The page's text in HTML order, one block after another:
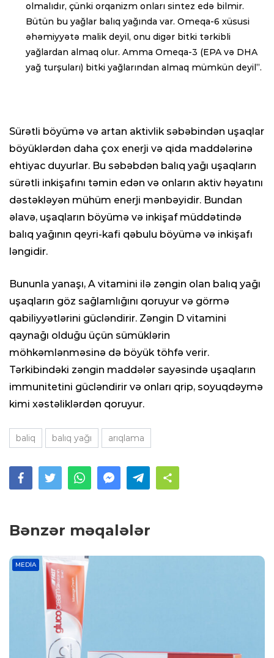
olmalıdır, çünki orqanizm onları sintez edə bilmir.
Bütün bu yağlar balıq yağında var. Omeqa-6 xüsusi
əhəmiyyətə malik deyil, onu digər bitki tərkibli
yağlardan almaq olur. Amma Omeqa-3 (EPA və DHA
yağ turşuları) bitki yağlarından almaq mümkün deyil”.
Sürətli böyümə və artan aktivlik səbəbindən uşaqlar
böyüklərdən daha çox enerji və qida maddələrinə
ehtiyac duyurlar. Bu səbəbdən balıq yağı uşaqların
sürətli inkişafını təmin edən və onların aktiv həyatını
dəstəkləyən mühüm enerji mənbəyidir. Bundan
əlavə, uşaqların böyümə və inkişaf müddətində
balıq yağının qeyri-kafi qəbulu böyümə və inkişafı
ləngidir.
Bununla yanaşı, A vitamini ilə zəngin olan balıq yağı
uşaqların göz sağlamlığını qoruyur və görmə
qabiliyyətlərini gücləndirir. Zəngin D vitamini
qaynağı olduğu üçün sümüklərin
möhkəmlənməsinə də böyük töhfə verir.
Tərkibindəki zəngin maddələr sayəsində uşaqların
immunitetini gücləndirir və onları qrip, soyuqdəymə
kimi xəstəliklərdən qoruyur.
baliq balıq yağı arıqlama
Bənzər məqalələr
MEDIA